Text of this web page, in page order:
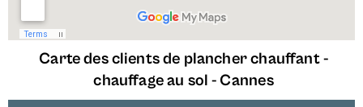
Carte des clients de plancher chauffant -
chauffage au sol - Cannes